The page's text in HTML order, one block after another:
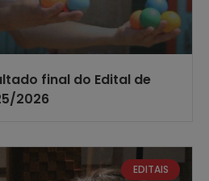
final do Edital de
2026
EDITAIS